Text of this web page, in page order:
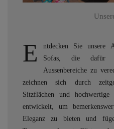
E
ntdecken Sie unsere
Sofas, die dafür
Aussenbereiche zu
zeichnen sich durch
Sitzflächen und
entwickelt, um
Eleganz zu bieten und